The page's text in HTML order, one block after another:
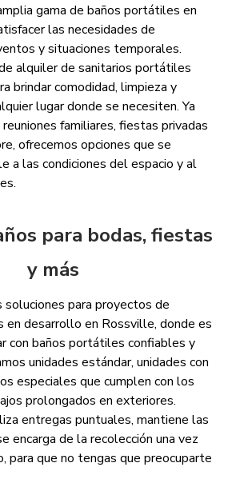
gama de baños portátiles en
las necesidades de
y situaciones temporales.
alquiler de sanitarios portátiles
brindar comodidad, limpieza y
lugar donde se necesiten. Ya
familiares, fiestas privadas
ofrecemos opciones que se
a las condiciones del espacio y al
para bodas, fiestas
y más
soluciones para proyectos de
en desarrollo en Rossville, donde es
con baños portátiles confiables y
unidades estándar, unidades con
especiales que cumplen con los
prolongados en exteriores.
entregas puntuales, mantiene las
encarga de la recolección una vez
para que no tengas que preocuparte